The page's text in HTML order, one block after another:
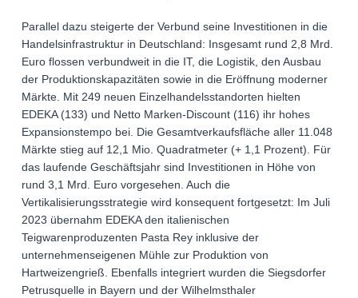
Parallel dazu steigerte der Verbund seine Investitionen in die
Handelsinfrastruktur in Deutschland: Insgesamt rund 2,8 Mrd.
Euro flossen verbundweit in die IT, die Logistik, den Ausbau
der Produktionskapazitäten sowie in die Eröffnung moderner
Märkte. Mit 249 neuen Einzelhandelsstandorten hielten
EDEKA (133) und Netto Marken-Discount (116) ihr hohes
Expansionstempo bei. Die Gesamtverkaufsfläche aller 11.048
Märkte stieg auf 12,1 Mio. Quadratmeter (+ 1,1 Prozent). Für
das laufende Geschäftsjahr sind Investitionen in Höhe von
rund 3,1 Mrd. Euro vorgesehen. Auch die
Vertikalisierungsstrategie wird konsequent fortgesetzt: Im Juli
2023 übernahm EDEKA den italienischen
Teigwarenproduzenten Pasta Rey inklusive der
unternehmenseigenen Mühle zur Produktion von
Hartweizengrieß. Ebenfalls integriert wurden die Siegsdorfer
Petrusquelle in Bayern und der Wilhelmsthaler